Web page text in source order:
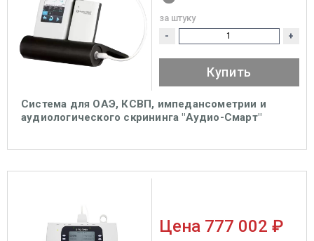
Система для ОАЭ, КСВП, импедансометрии и
аудиологического скрининга "Аудио-Смарт"
за штуку
- +
Купить
Цена 777 002 ₽